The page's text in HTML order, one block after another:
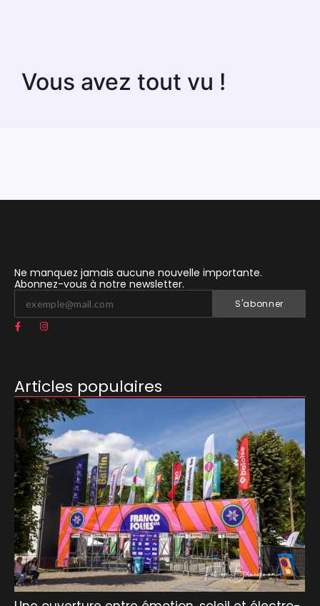
Vous avez tout vu !
Ne manquez jamais aucune nouvelle importante.
Abonnez-vous à notre newsletter.
S'abonner
Articles populaires